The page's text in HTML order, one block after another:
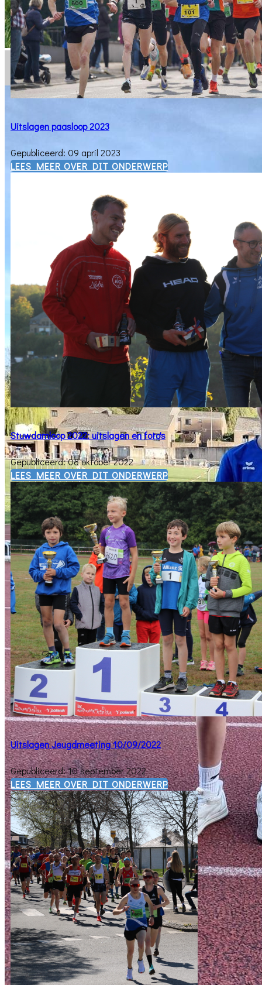
Uitslagen paasloop 2023
Gepubliceerd: 09 april 2023
​LEES MEER OVER DIT ONDERWERP
Stuwdamloop 2022: uitslagen en foto's
Gepubliceerd: 08 oktober 2022
​LEES MEER OVER DIT ONDERWERP
Uitslagen Jeugdmeeting 10/09/2022
Gepubliceerd: 10 september 2022
​LEES MEER OVER DIT ONDERWERP